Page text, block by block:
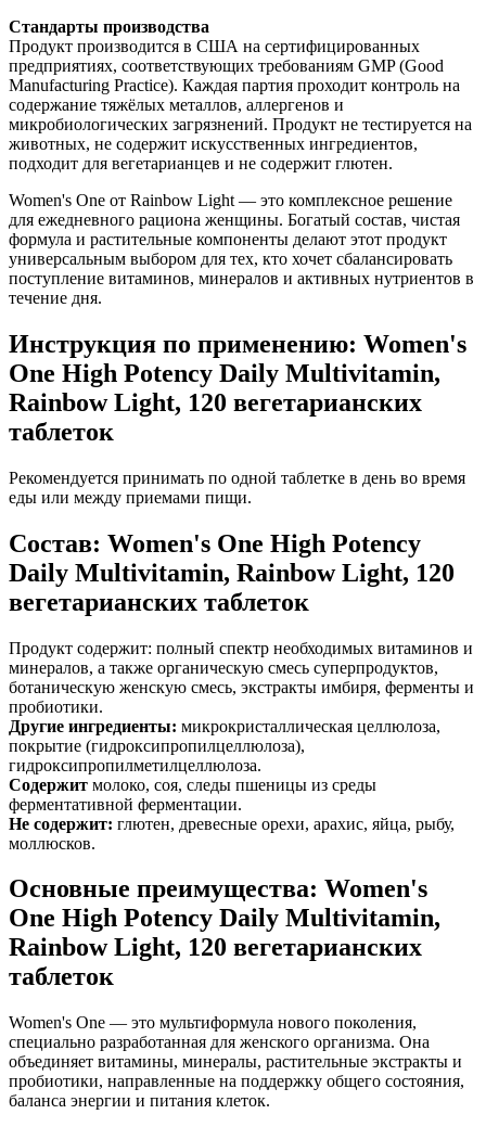
Стандарты производства
Продукт производится в США на сертифицированных
предприятиях, соответствующих требованиям GMP (Good
Manufacturing Practice). Каждая партия проходит контроль на
содержание тяжёлых металлов, аллергенов и
микробиологических загрязнений. Продукт не тестируется на
животных, не содержит искусственных ингредиентов,
подходит для вегетарианцев и не содержит глютен.
Women's One от Rainbow Light — это комплексное решение
для ежедневного рациона женщины. Богатый состав, чистая
формула и растительные компоненты делают этот продукт
универсальным выбором для тех, кто хочет сбалансировать
поступление витаминов, минералов и активных нутриентов в
течение дня.
Инструкция по применению: Women's
One High Potency Daily Multivitamin,
Rainbow Light, 120 вегетарианских
таблеток
Рекомендуется принимать по одной таблетке в день во время
еды или между приемами пищи.
Состав: Women's One High Potency
Daily Multivitamin, Rainbow Light, 120
вегетарианских таблеток
Продукт содержит: полный спектр необходимых витаминов и
минералов, а также органическую смесь суперпродуктов,
ботаническую женскую смесь, экстракты имбиря, ферменты и
пробиотики.
Другие ингредиенты: микрокристаллическая целлюлоза,
покрытие (гидроксипропилцеллюлоза),
гидроксипропилметилцеллюлоза.
Содержит молоко, соя, следы пшеницы из среды
ферментативной ферментации.
Не содержит: глютен, древесные орехи, арахис, яйца, рыбу,
моллюсков.
Основные преимущества: Women's
One High Potency Daily Multivitamin,
Rainbow Light, 120 вегетарианских
таблеток
Women's One — это мультиформула нового поколения,
специально разработанная для женского организма. Она
объединяет витамины, минералы, растительные экстракты и
пробиотики, направленные на поддержку общего состояния,
баланса энергии и питания клеток.